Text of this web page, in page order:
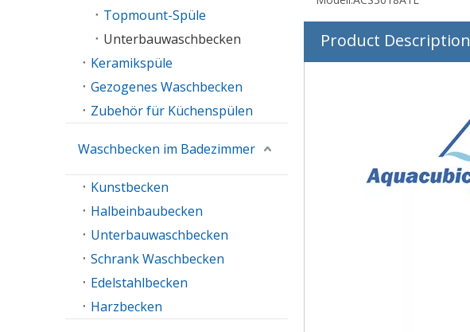
Topmount-Spüle
Unterbauwaschbecken
Keramikspüle
Gezogenes Waschbecken
Zubehör für Küchenspülen
Waschbecken im Badezimmer
Kunstbecken
Halbeinbaubecken
Unterbauwaschbecken
Schrank Waschbecken
Edelstahlbecken
Harzbecken
Product Description